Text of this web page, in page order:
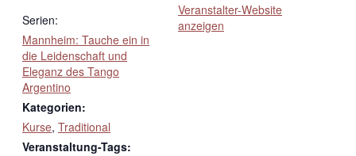
Serien:
Mannheim: Tauche ein in
die Leidenschaft und
Eleganz des Tango
Argentino
Kategorien:
Kurse, Traditional
Veranstaltung-Tags:
Veranstalter-Website
anzeigen